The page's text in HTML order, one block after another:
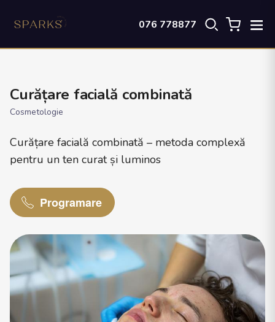
076 778877
Curățare facială combinată
Cosmetologie
Curățare facială combinată – metoda complexă
pentru un ten curat și luminos
Programare